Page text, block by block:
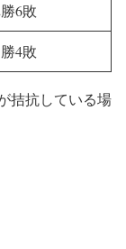
6敗
4敗
拮抗している場